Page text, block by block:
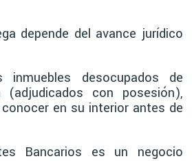
depende del avance jurídico
inmuebles desocupados de
(adjudicados con posesión),
en su interior antes de
Bancarios es un negocio